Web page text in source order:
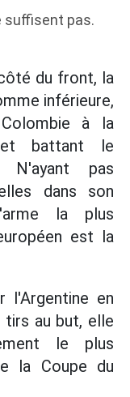
suffisent pas.
du front, la
inférieure,
à la
battant le
N'ayant pas
dans son
la plus
est la
l'Argentine en
tirs au but, elle
le plus
la Coupe du